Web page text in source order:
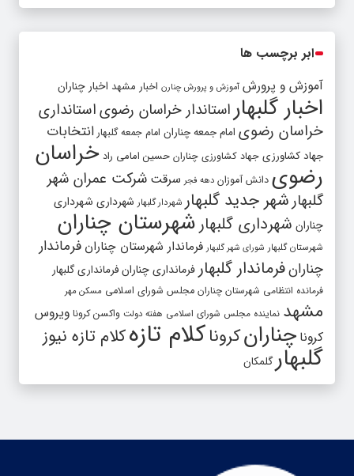
ابر برچسب ها
آموزش و پرورش آموزش و پرورش چنارن اخبار مشهد اخبار چناران
اخبار گلبهار استاندار خراسان رضویاستانداری
خراسان رضوی امام جمعه چناران امام جمعه گلبهار انتخابات
جهاد کشاورزی جهاد کشاورزی چناران حسین امامی راد خراسان
رضوی دانش آموزان دهه فجر سرقت شرکت عمران شهر
گلبهارشهر جدید گلبهار شهردار گلبهار شهرداری شهرداری
چناران شهرداری گلبهار شهرستان چناران
شهرستان گلبهار شورای شهر گلبهار فرماندار شهرستان چناران فرماندار
چنارانفرماندار گلبهار فرمانداری چنارانفرمانداری گلبهار
فرمانده انتظامی شهرستان چناران مجلس شورای اسلامی مسکن مهر
مشهد نماینده مجلس شورای اسلامی هفته دولت واکسن کرونا ویروس
کرونا چنارانکروناکلام تازهکلام تازه نیوز
گلبهارگلمکان